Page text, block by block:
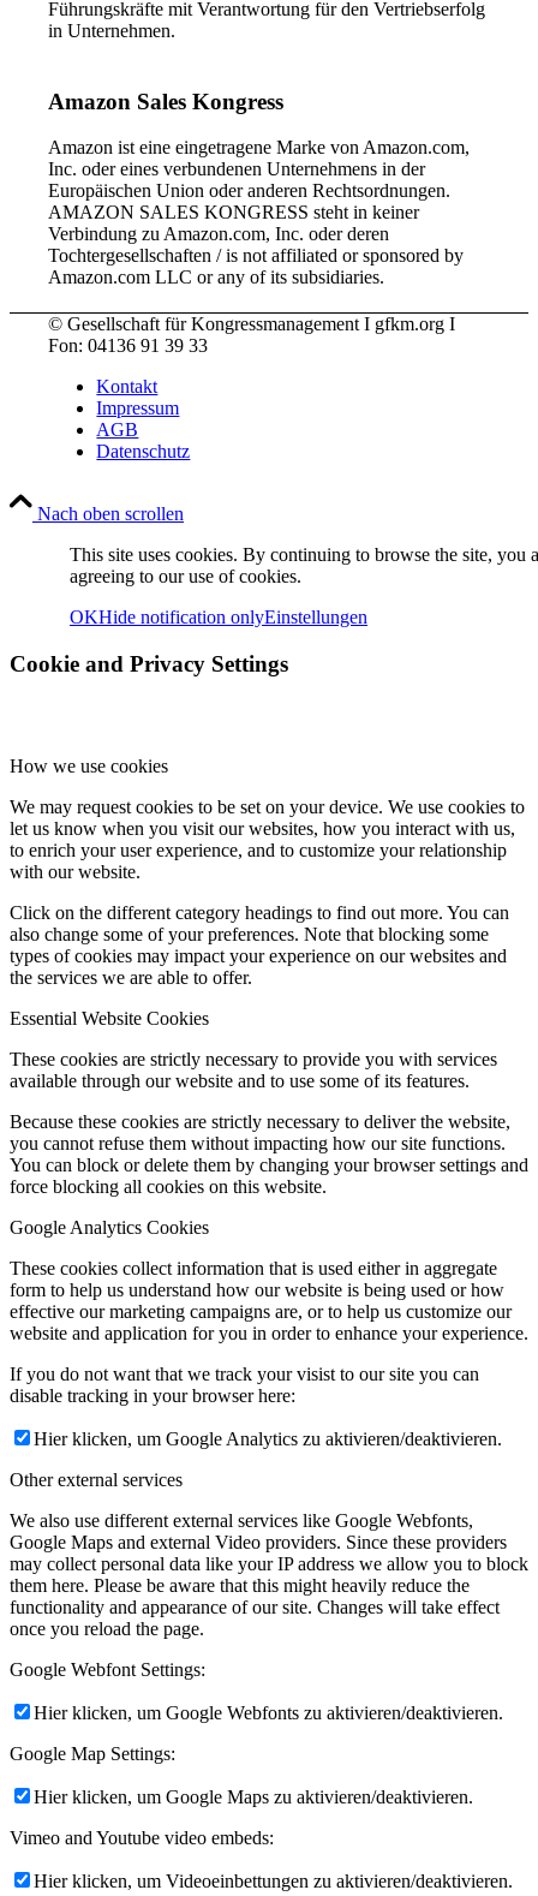
Führungskräfte mit Verantwortung für den Vertriebserfolg
in Unternehmen.
Amazon Sales Kongress
Amazon ist eine eingetragene Marke von Amazon.com,
Inc. oder eines verbundenen Unternehmens in der
Europäischen Union oder anderen Rechtsordnungen.
AMAZON SALES KONGRESS steht in keiner
Verbindung zu Amazon.com, Inc. oder deren
Tochtergesellschaften / is not affiliated or sponsored by
Amazon.com LLC or any of its subsidiaries.
© Gesellschaft für Kongressmanagement I gfkm.org I
Fon: 04136 91 39 33
Kontakt
Impressum
AGB
Datenschutz
Nach oben scrollen
This site uses cookies. By continuing to browse the site, you
agreeing to our use of cookies.
OKHide notification onlyEinstellungen
Cookie and Privacy Settings
How we use cookies
We may request cookies to be set on your device. We use cookies to
let us know when you visit our websites, how you interact with us,
to enrich your user experience, and to customize your relationship
with our website.
Click on the different category headings to find out more. You can
also change some of your preferences. Note that blocking some
types of cookies may impact your experience on our websites and
the services we are able to offer.
Essential Website Cookies
These cookies are strictly necessary to provide you with services
available through our website and to use some of its features.
Because these cookies are strictly necessary to deliver the website,
you cannot refuse them without impacting how our site functions.
You can block or delete them by changing your browser settings and
force blocking all cookies on this website.
Google Analytics Cookies
These cookies collect information that is used either in aggregate
form to help us understand how our website is being used or how
effective our marketing campaigns are, or to help us customize our
website and application for you in order to enhance your experience.
If you do not want that we track your visist to our site you can
disable tracking in your browser here:
Hier klicken, um Google Analytics zu aktivieren/deaktivieren.
Other external services
We also use different external services like Google Webfonts,
Google Maps and external Video providers. Since these providers
may collect personal data like your IP address we allow you to block
them here. Please be aware that this might heavily reduce the
functionality and appearance of our site. Changes will take effect
once you reload the page.
Google Webfont Settings:
Hier klicken, um Google Webfonts zu aktivieren/deaktivieren.
Google Map Settings:
Hier klicken, um Google Maps zu aktivieren/deaktivieren.
Vimeo and Youtube video embeds:
Hier klicken, um Videoeinbettungen zu aktivieren/deaktivieren.